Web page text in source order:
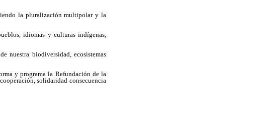
la pluralización multipolar y la
idiomas y culturas indígenas,
nuestra biodiversidad, ecosistemas
y programa la Refundación de la
solidaridad consecuencia